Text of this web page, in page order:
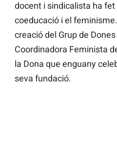
docent i sindicalista ha fet
coeducació i el
creació del Grup de
Coordinadora Feminista
la Dona que enguany
seva fundació.